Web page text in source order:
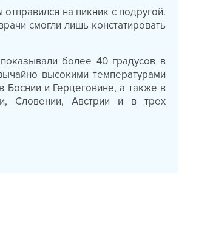
на пикник с подругой.
смогли лишь констатировать
более 40 градусов в
высокими температурами
Боснии и Герцеговине, а также в
Словении, Австрии и в трех